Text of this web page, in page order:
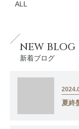
ALL
NEW BLOG
新着ブログ
夏終